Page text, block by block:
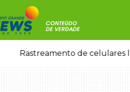
Rastreamento de celulares